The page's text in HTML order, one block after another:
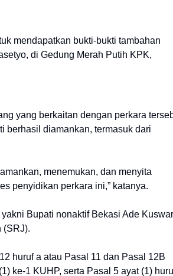
mendapatkan bukti-bukti tambahan
di Gedung Merah Putih KPK,
yang berkaitan dengan perkara
berhasil diamankan, termasuk dari
menemukan, dan menyita
penyidikan perkara ini,” katanya.
Bupati nonaktif Bekasi Ade
(SRJ).
huruf a atau Pasal 11 dan Pasal 12B
ke-1 KUHP, serta Pasal 5 ayat (1)